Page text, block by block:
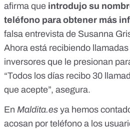
afirma que introdujo su
teléfono para obtener más
falsa entrevista de Susanna
Ahora está recibiendo
inversores que le presionan
“Todos los días recibo 30
que acepte”, asegura.
En Maldita.es ya hemos
acosan por teléfono a los